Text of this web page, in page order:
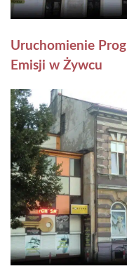
Uruchomienie
Emisji w Żywcu